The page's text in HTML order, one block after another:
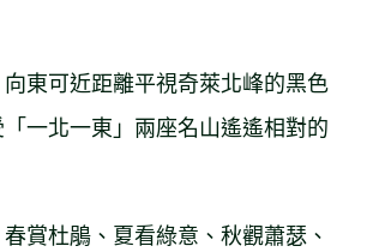
東可近距離平視奇萊北峰的黑色
一北一東」兩座名山遙遙相對的
春賞杜鵑、夏看綠意、秋觀蕭瑟、